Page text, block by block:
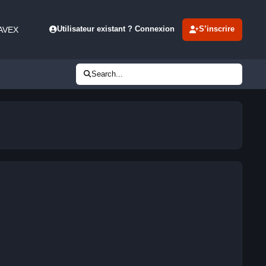
Utilisateur existant ? Connexion S’inscrire
Search...